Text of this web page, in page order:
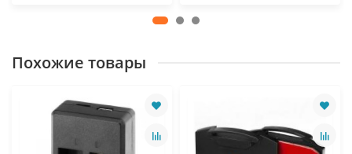
Похожие товары